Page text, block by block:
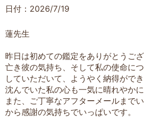
日付：2026/7/19
蓮先生
昨日は初めての鑑定をありがとうござ
亡き彼の気持ち、そして私の使命に
していただいて、ようやく納得がで
沈んでいた私の心も一気に晴れやかに
また、ご丁寧なアフターメールまで
から感謝の気持ちでいっぱいです。